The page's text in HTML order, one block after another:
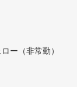
ー（非常勤）